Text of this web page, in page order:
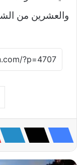
والعشرين من